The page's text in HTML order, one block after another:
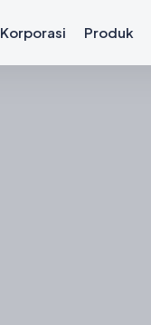
Korporasi Produk